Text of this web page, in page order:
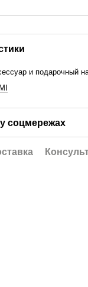
и подарочный
соцмережах